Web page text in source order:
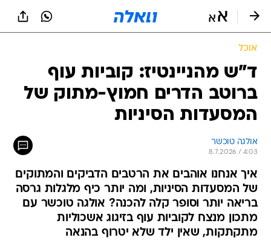
אוכל
ד"ש מהניינטיז: קוביות עוף
ברוטב הדרים חמוץ-מתוק של
המסעדות הסיניות
אולגה טוכשר
8.7.2026 / 4:03
איך אנחנו אוהבים את הרטבים הדביקים והמתוקים
של המסעדות הסיניות, ומה יותר כיף מלגלות גרסה
בריאה יותר וסופר קלה להכנה? אולגה טוכשר עם
מתכון מנצח לקוביות עוף בזיגוג אשכוליות
מתקתקות, שאין ילד שלא יטרוף בהנאה